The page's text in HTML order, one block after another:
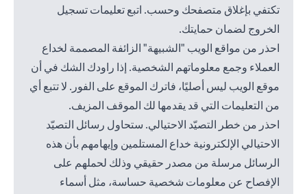
تكتفي بإغلاق متصفحك وحسب. اتبع تعليمات تسجيل
الخروج لضمان حمايتك.
احذر من مواقع الويب "الشبيهة" الزائفة المصممة لخداع
العملاء وجمع معلوماتهم الشخصية. إذا راودك الشك في أن
موقع الويب ليس أصليًا، فاترك الموقع على الفور. لا تتبع أي
من التعليمات التي قد يقدمها لك الموقف المزيف.
احذر من خطر التصيّد الاحتيالي. ستحاول رسائل التصيّد
الاحتيالي الإلكترونية خداع المستلمين وإيهامهم بأن هذه
الرسائل مرسلة من مصدر حقيقي وذلك لحملهم على
الإفصاح عن معلومات شخصية حساسة، مثل أسماء